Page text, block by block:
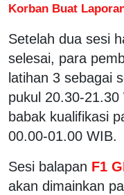
Korban Buat
Setelah dua sesi
selesai, para
latihan 3 sebagai
pukul 20.30-
babak kualifikasi
00.00-01.00 WIB.
Sesi balapan F1
akan dimainkan